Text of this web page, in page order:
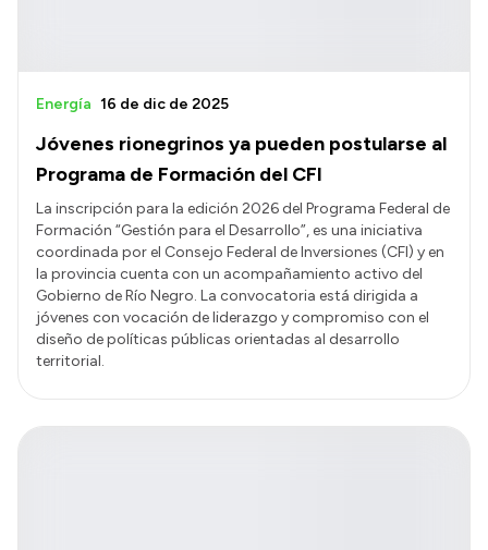
Jóvenes rionegrinos ya pueden postularse al
Programa de Formación del CFI
Energía 16 de dic de 2025
La inscripción para la edición 2026 del Programa Federal de
Formación “Gestión para el Desarrollo”, es una iniciativa
coordinada por el Consejo Federal de Inversiones (CFI) y en
la provincia cuenta con un acompañamiento activo del
Gobierno de Río Negro. La convocatoria está dirigida a
jóvenes con vocación de liderazgo y compromiso con el
diseño de políticas públicas orientadas al desarrollo
territorial.